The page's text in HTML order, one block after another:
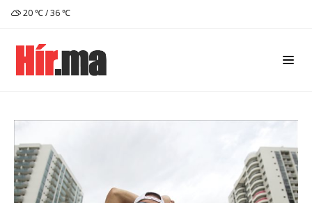
20 ℃ / 36 ℃